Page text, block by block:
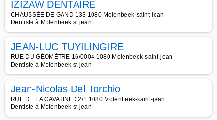
IZIZAW DENTAIRE
CHAUSSÉE DE GAND 133 1080 Molenbeek-saint-jean
Dentiste à Molenbeek st jean
JEAN-LUC TUYILINGIRE
RUE DU GÉOMÈTRE 16/0004 1080 Molenbeek-saint-jean
Dentiste à Molenbeek st jean
Jean-Nicolas Del Torchio
RUE DE LA CAVATINE 32/1 1080 Molenbeek-saint-jean
Dentiste à Molenbeek st jean